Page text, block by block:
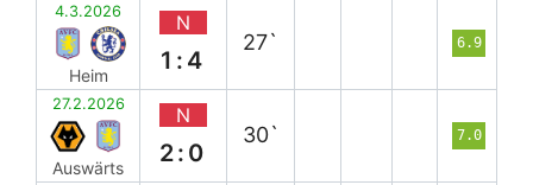
4.3.2026
Heim
N
1:4
27` 6.9
27.2.2026
Auswärts
N
2:0
30` 7.0